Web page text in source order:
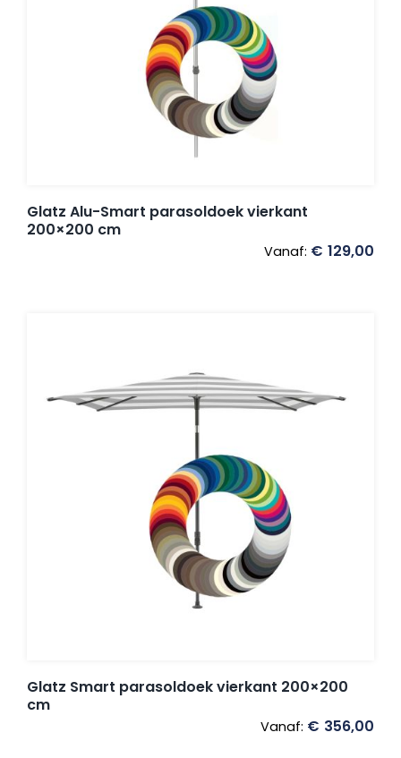
Umbrosa en Paraflex parasoldoeken
Glatz Alu-Smart parasoldoek vierkant
200×200 cm
Vanaf: € 129,00
Glatz Smart parasoldoek vierkant 200×200
cm
Vanaf: € 356,00